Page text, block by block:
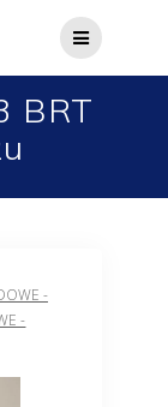
BRT
-
-